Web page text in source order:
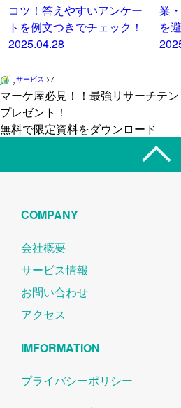
コツ！答えやすいアンケー
トを例文つきでチェック！
2025.04.28
業
を
>サービス >7
マーケ屋必見！！最強リサーチテ
プレゼント！
無料で限定資料をダウンロード
COMPANY
会社概要
サービス情報
お問い合わせ
アクセス
IMFORMATION
プライバシーポリシー